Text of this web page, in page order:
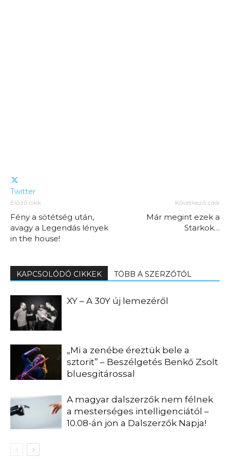
Twitter
Előző cikk
Fény a sötétség után,
avagy a Legendás lények
in the house!
Következő cikk
Már megint ezek a
Starkok…
KAPCSOLÓDÓ CIKKEK TÖBB A SZERZŐTŐL
XY – A 30Y új lemezéről
„Mi a zenébe éreztük bele a
sztorit” – Beszélgetés Benkő Zsolt
bluesgitárossal
A magyar dalszerzők nem félnek
a mesterséges intelligenciától –
10.08-án jön a Dalszerzők Napja!